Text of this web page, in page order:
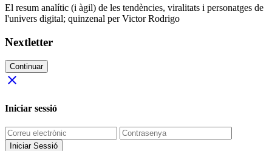
El resum analític (i àgil) de les tendències, viralitats i personatges de
l'univers digital; quinzenal per Victor Rodrigo
Nextletter
Continuar
close
Iniciar sessió
Iniciar Sessió